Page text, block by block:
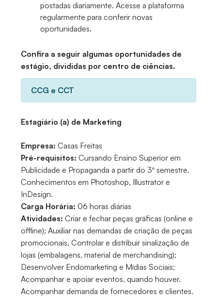
postadas diariamente. Acesse a plataforma
regularmente para conferir novas
oportunidades.
Confira a seguir algumas oportunidades de
estágio, divididas por centro de ciências.
CCG e CCT
Estagiário (a) de Marketing
Empresa: Casas Freitas
Pré-requisitos: Cursando Ensino Superior em
Publicidade e Propaganda a partir do 3º semestre.
Conhecimentos em Photoshop, Illustrator e
InDesign.
Carga Horária: 06 horas diárias
Atividades: Criar e fechar peças gráficas (online e
offline); Auxiliar nas demandas de criação de peças
promocionais, Controlar e distribuir sinalização de
lojas (embalagens, material de merchandising);
Desenvolver Endomarketing e Mídias Sociais;
Acompanhar e apoiar eventos, quando houver.
Acompanhar demanda de fornecedores e clientes.